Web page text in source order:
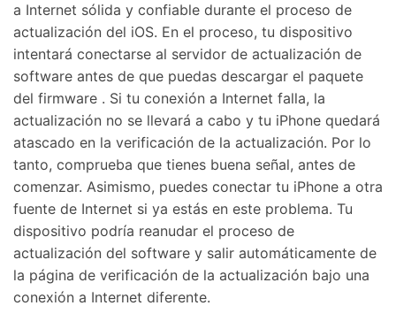
a Internet sólida y confiable durante el proceso de
actualización del iOS. En el proceso, tu dispositivo
intentará conectarse al servidor de actualización de
software antes de que puedas descargar el paquete
del firmware . Si tu conexión a Internet falla, la
actualización no se llevará a cabo y tu iPhone quedará
atascado en la verificación de la actualización. Por lo
tanto, comprueba que tienes buena señal, antes de
comenzar. Asimismo, puedes conectar tu iPhone a otra
fuente de Internet si ya estás en este problema. Tu
dispositivo podría reanudar el proceso de
actualización del software y salir automáticamente de
la página de verificación de la actualización bajo una
conexión a Internet diferente.